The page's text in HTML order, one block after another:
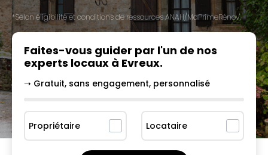
*Selon éligibilité et conditions de ressources ANAH/MaPrimeRénov'.
Faites-vous guider par l'un de nos
experts locaux à Evreux.
➝ Gratuit, sans engagement, personnalisé
Propriétaire Locataire